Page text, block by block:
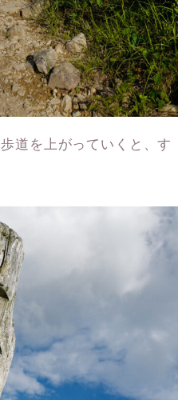
道を上がっていくと、す